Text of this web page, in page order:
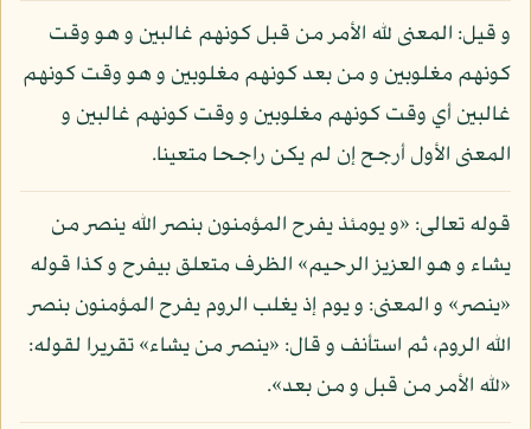
و قيل: المعنى لله الأمر من قبل كونهم غالبين و هو وقت
كونهم مغلوبين و من بعد كونهم مغلوبين و هو وقت كونهم
غالبين أي وقت كونهم مغلوبين و وقت كونهم غالبين و
المعنى الأول أرجح إن لم يكن راجحا متعينا.
قوله تعالى: «و يومئذ يفرح المؤمنون بنصر الله ينصر من
يشاء و هو العزيز الرحيم» الظرف متعلق بيفرح و كذا قوله
«ينصر» و المعنى: و يوم إذ يغلب الروم يفرح المؤمنون بنصر
الله الروم، ثم استأنف و قال: «ينصر من يشاء» تقريرا لقوله:
«لله الأمر من قبل و من بعد».